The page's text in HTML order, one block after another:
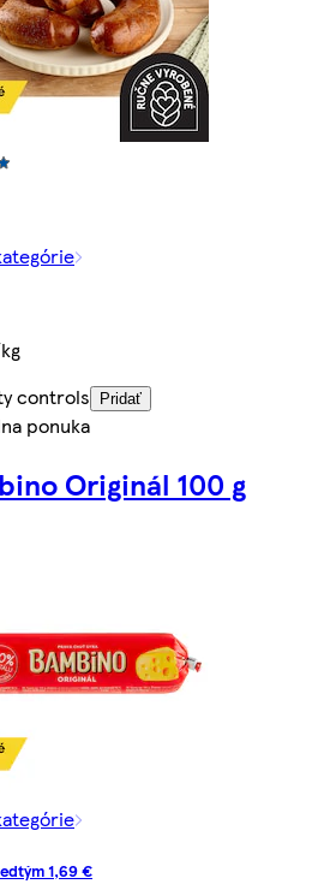
controls
Pridať
ponuka
Originál 100 g
1,69 €